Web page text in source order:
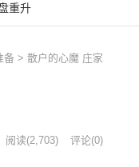
重升
备 > 散户的心魔 庄家
阅读(2,703) 评论(0)